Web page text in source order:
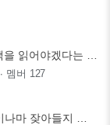
∙ 멤버 127